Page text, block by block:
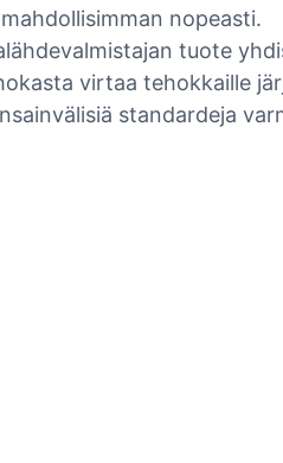
nopeasti.
tuote
virtaa tehokkaille
standardeja